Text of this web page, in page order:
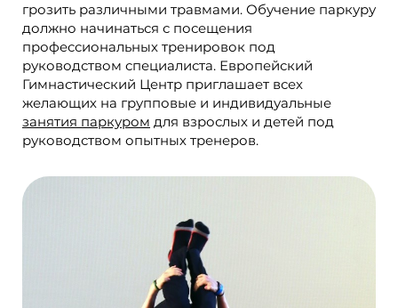
грозить различными травмами. Обучение паркуру
должно начинаться с посещения
профессиональных тренировок под
руководством специалиста. Европейский
Гимнастический Центр приглашает всех
желающих на групповые и индивидуальные
занятия паркуром для взрослых и детей под
руководством опытных тренеров.